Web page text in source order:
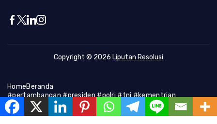
Copyright © 2026 Liputan Resolusi
HomeBeranda
#pertambangan #presiden #polri #tni #kementrian
#presiden #Kapolri #indonesia